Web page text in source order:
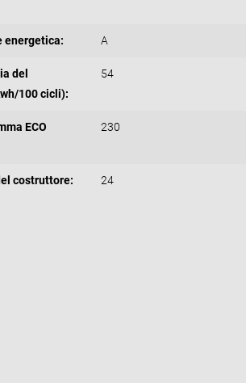
energetica: A
del
100 cicli):
54
ECO
230
costruttore: 24